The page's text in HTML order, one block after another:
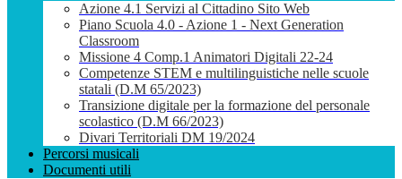
Azione 4.1 Servizi al Cittadino Sito Web
Piano Scuola 4.0 - Azione 1 - Next Generation
Classroom
Missione 4 Comp.1 Animatori Digitali 22-24
Competenze STEM e multilinguistiche nelle scuole
statali (D.M 65/2023)
Transizione digitale per la formazione del personale
scolastico (D.M 66/2023)
Divari Territoriali DM 19/2024
Percorsi musicali
Documenti utili